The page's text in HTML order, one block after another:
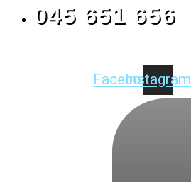
045 651 656
FacebookInstagram